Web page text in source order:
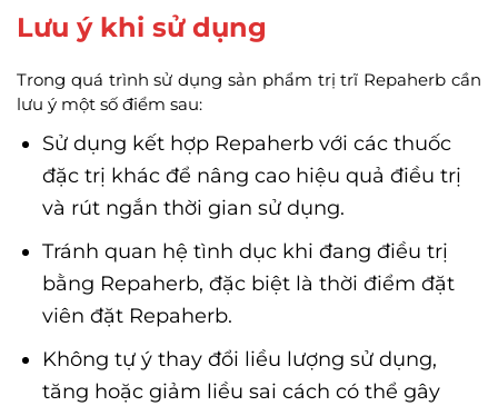
Lưu ý khi sử dụng
Trong quá trình sử dụng sản phẩm trị trĩ Repaherb cần
lưu ý một số điểm sau:
Sử dụng kết hợp Repaherb với các thuốc
đặc trị khác để nâng cao hiệu quả điều trị
và rút ngắn thời gian sử dụng.
Tránh quan hệ tình dục khi đang điều trị
bằng Repaherb, đặc biệt là thời điểm đặt
viên đặt Repaherb.
Không tự ý thay đổi liều lượng sử dụng,
tăng hoặc giảm liều sai cách có thể gây